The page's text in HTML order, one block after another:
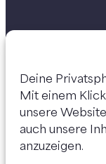
Deine
Mit einem
unsere
auch unsere
anzuzeigen.